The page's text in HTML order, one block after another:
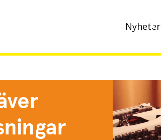
Nyheter